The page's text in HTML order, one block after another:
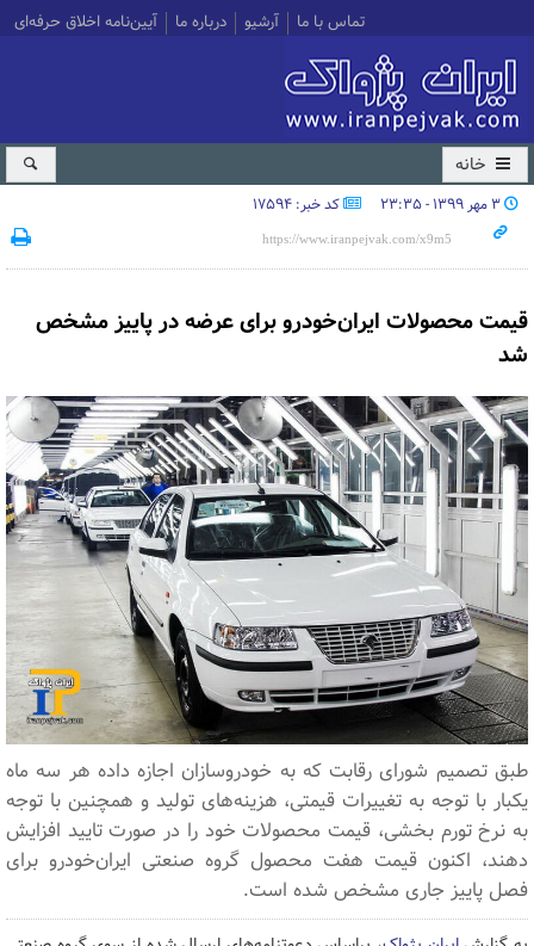
تماس با ما آرشیو درباره ما آیین‌نامه اخلاق حرفه‌ای
خانه
۳ مهر ۱۳۹۹ - ۲۳:۳۵ کد خبر: 17594
قیمت محصولات ایران‌خودرو برای عرضه در پاییز مشخص
شد
طبق تصمیم شورای رقابت که به خودروسازان اجازه داده هر سه ماه
یکبار با توجه به تغییرات قیمتی، هزینه‌های تولید و همچنین با توجه
به نرخ تورم بخشی، قیمت محصولات خود را در صورت تایید افزایش
دهند، اکنون قیمت هفت محصول گروه صنعتی ایران‌خودرو برای
فصل پاییز جاری مشخص شده است.